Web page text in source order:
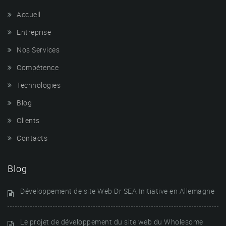
Accueil
Entreprise
Nos Services
Compétence
Technologies
Blog
Clients
Contacts
Blog
Développement de site Web Dr SEA Initiative en Allemagne
Le projet de développement du site web du Wholesome